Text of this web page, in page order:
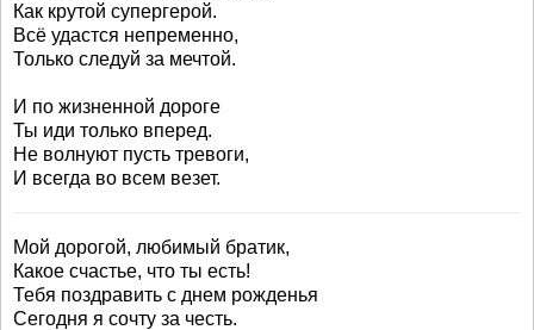
Как крутой супергерой.
Всё удастся непременно,
Только следуй за мечтой.
И по жизненной дороге
Ты иди только вперед.
Не волнуют пусть тревоги,
И всегда во всем везет.
Мой дорогой, любимый братик,
Какое счастье, что ты есть!
Тебя поздравить с днем рожденья
Сегодня я сочту за честь.